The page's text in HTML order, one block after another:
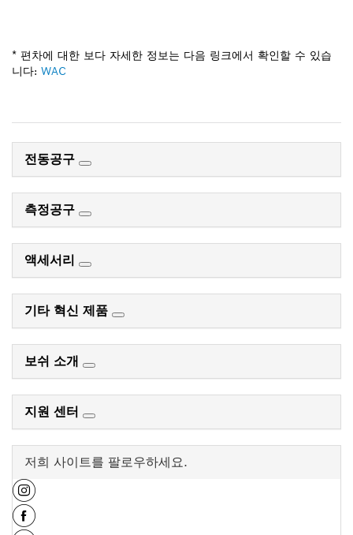
* 편차에 대한 보다 자세한 정보는 다음 링크에서 확인할 수 있습
니다: WAC
전동공구
측정공구
액세서리
기타 혁신 제품
보쉬 소개
지원 센터
저희 사이트를 팔로우하세요.